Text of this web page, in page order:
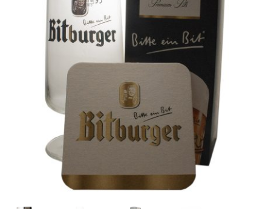
Бокал под заказ